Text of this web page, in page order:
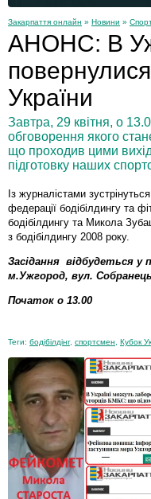
Закарпаття онлайн » Новини »
АНОНС: В
України
Завтра, 29 квітня, о
обговорення якого
що проходив цими
підготовку наших
Із журналістами
федерації бодібілдингу та
бодібілдингу та Микола
з бодібілдингу 2008 року.
Засідання відбудеться у
м.Ужгород, вул.
Початок о 13.00
Теги: бодібілдінг, спортсмен Кубок